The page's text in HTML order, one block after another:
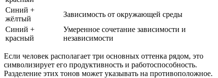
Синий +
жёлтый
Зависимость от окружающей среды
Синий +
красный
Умеренное сочетание зависимости и
независимости
Если человек располагает три основных оттенка рядом, это
символизирует его продуктивность и работоспособность.
Разделение этих тонов может указывать на противоположное.